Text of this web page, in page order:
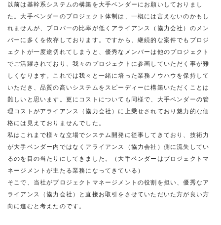
以前は基幹系システムの構築を大手ベンダーにお願いしておりまし
た。大手ベンダーのプロジェクト体制は、一概には言えないのかもし
れませんが、プロパーの比率が低くアライアンス（協力会社）のメン
バーに多くを依存しております。ですから、継続的な案件でもプロジ
ェクトが一度途切れてしまうと、優秀なメンバーは他のプロジェクト
でご活躍されており、我々のプロジェクトに参画していただく事が難
しくなります。これでは我々と一緒に培った業務ノウハウを保持して
いただき、品質の高いシステムをスピーディーに構築いただくことは
難しいと思います。更にコストについても同様で、大手ベンダーの管
理コストがアライアンス（協力会社）に上乗せされており魅力的な価
格には見えておりませんでした。
私はこれまで様々な立場でシステム開発に従事してきており、技術力
が大手ベンダー内ではなくアライアンス（協力会社）側に流失してい
るのを目の当たりにしてきました。（大手ベンダーはプロジェクトマ
ネージメントが主たる業務になってきている）
そこで、当社がプロジェクトマネージメントの役割を担い、優秀なア
ライアンス（協力会社）と直接お取引をさせていただいた方が良い方
向に進むと考えたのです。